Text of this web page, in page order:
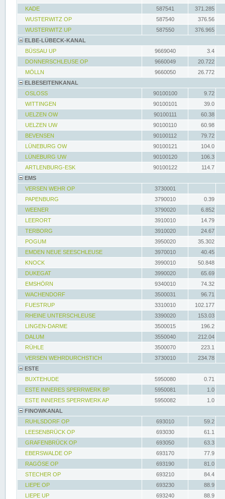
KADE
587541
371.285
WUSTERWITZ OP
587540
376.56
WUSTERWITZ UP
587550
376.965
ELBE-LÜBECK-KANAL
BÜSSAU UP
9669040
3.4
DONNERSCHLEUSE OP
9660049
20.722
MÖLLN
9660050
26.772
ELBESEITENKANAL
OSLOSS
90100100
9.72
WITTINGEN
90100101
39.0
UELZEN OW
90100111
60.38
UELZEN UW
90100110
60.98
BEVENSEN
90100112
79.72
LÜNEBURG OW
90100121
104.0
LÜNEBURG UW
90100120
106.3
ARTLENBURG-ESK
90100122
114.7
EMS
VERSEN WEHR OP
3730001
PAPENBURG
3790010
0.39
WEENER
3790020
6.852
LEERORT
3910010
14.79
TERBORG
3910020
24.67
POGUM
3950020
35.302
EMDEN NEUE SEESCHLEUSE
3970010
40.45
KNOCK
3990010
50.848
DUKEGAT
3990020
65.69
EMSHÖRN
9340010
74.32
WACHENDORF
3500031
96.71
FUESTRUP
3310010
102.177
RHEINE UNTERSCHLEUSE
3390020
153.03
LINGEN-DARME
3500015
196.2
DALUM
3550040
212.04
RÜHLE
3500070
223.1
VERSEN WEHRDURCHSTICH
3730010
234.78
ESTE
BUXTEHUDE
5950080
0.71
ESTE INNERES SPERRWERK BP
5950081
1.0
ESTE INNERES SPERRWERK AP
5950082
1.0
FINOWKANAL
RUHLSDORF OP
693010
59.2
LEESENBRÜCK OP
693030
61.1
GRAFENBRÜCK OP
693050
63.3
EBERSWALDE OP
693170
77.9
RAGÖSE OP
693190
81.0
STECHER OP
693210
84.4
LIEPE OP
693230
88.9
LIEPE UP
693240
88.9